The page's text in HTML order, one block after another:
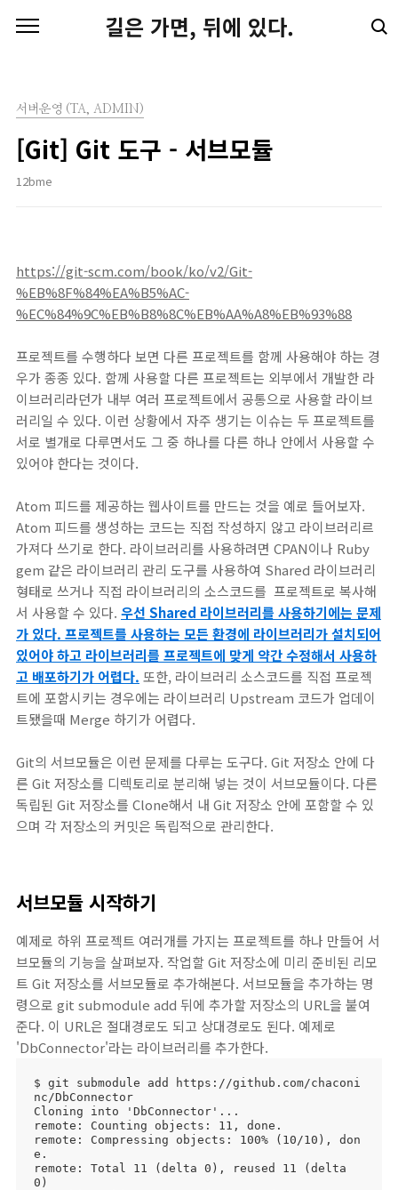
길은 가면, 뒤에 있다.
서버운영 (TA, ADMIN)
[Git] Git 도구 - 서브모듈
12bme
https://git-scm.com/book/ko/v2/Git-
%EB%8F%84%EA%B5%AC-
%EC%84%9C%EB%B8%8C%EB%AA%A8%EB%93%88
프로젝트를 수행하다 보면 다른 프로젝트를 함께 사용해야 하는 경
우가 종종 있다. 함께 사용할 다른 프로젝트는 외부에서 개발한 라
이브러리라던가 내부 여러 프로젝트에서 공통으로 사용할 라이브
러리일 수 있다. 이런 상황에서 자주 생기는 이슈는 두 프로젝트를
서로 별개로 다루면서도 그 중 하나를 다른 하나 안에서 사용할 수
있어야 한다는 것이다.
Atom 피드를 제공하는 웹사이트를 만드는 것을 예로 들어보자.
Atom 피드를 생성하는 코드는 직접 작성하지 않고 라이브러리르
가져다 쓰기로 한다. 라이브러리를 사용하려면 CPAN이나 Ruby
gem 같은 라이브러리 관리 도구를 사용하여 Shared 라이브러리
형태로 쓰거나 직접 라이브러리의 소스코드를 프로젝트로 복사해
서 사용할 수 있다. 우선 Shared 라이브러리를 사용하기에는 문제
가 있다. 프로젝트를 사용하는 모든 환경에 라이브러리가 설치되어
있어야 하고 라이브러리를 프로젝트에 맞게 약간 수정해서 사용하
고 배포하기가 어렵다. 또한, 라이브러리 소스코드를 직접 프로젝
트에 포함시키는 경우에는 라이브러리 Upstream 코드가 업데이
트됐을때 Merge 하기가 어렵다.
Git의 서브모듈은 이런 문제를 다루는 도구다. Git 저장소 안에 다
른 Git 저장소를 디렉토리로 분리해 넣는 것이 서브모듈이다. 다른
독립된 Git 저장소를 Clone해서 내 Git 저장소 안에 포함할 수 있
으며 각 저장소의 커밋은 독립적으로 관리한다.
서브모듈 시작하기
예제로 하위 프로젝트 여러개를 가지는 프로젝트를 하나 만들어 서
브모듈의 기능을 살펴보자. 작업할 Git 저장소에 미리 준비된 리모
트 Git 저장소를 서브모듈로 추가해본다. 서브모듈을 추가하는 명
령으로 git submodule add 뒤에 추가할 저장소의 URL을 붙여
준다. 이 URL은 절대경로도 되고 상대경로도 된다. 예제로
'DbConnector'라는 라이브러리를 추가한다.
$ git submodule add https://github.com/chaconi
nc/DbConnector
Cloning into 'DbConnector'...
remote: Counting objects: 11, done.
remote: Compressing objects: 100% (10/10), don
e.
remote: Total 11 (delta 0), reused 11 (delta
0)